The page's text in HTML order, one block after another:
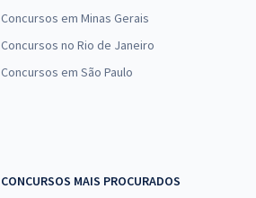
Concursos em Minas Gerais
Concursos no Rio de Janeiro
Concursos em São Paulo
CONCURSOS MAIS PROCURADOS